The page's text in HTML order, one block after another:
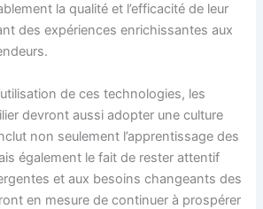
la qualité et l’efficacité de leur
des expériences enrichissantes aux
de ces technologies, les
devront aussi adopter une culture
non seulement l’apprentissage des
également le fait de rester attentif
et aux besoins changeants des
en mesure de continuer à prospérer